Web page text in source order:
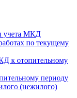
учета МКД
по текущему
к отопительному
периоду
(нежилого)